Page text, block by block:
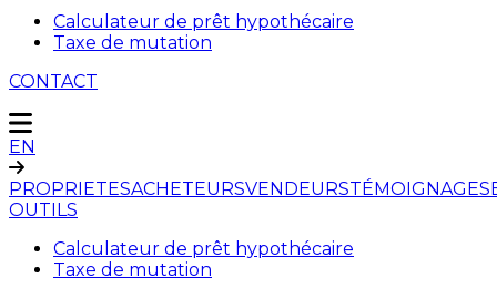
Calculateur de prêt hypothécaire
Taxe de mutation
CONTACT
EN
PROPRIETESACHETEURSVENDEURSTÉMOIGNAGES
OUTILS
Calculateur de prêt hypothécaire
Taxe de mutation